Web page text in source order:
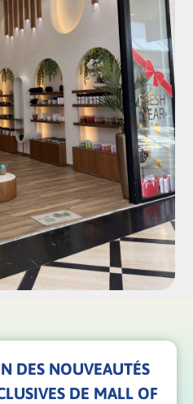
DES NOUVEAUTÉS
DE MALL OF